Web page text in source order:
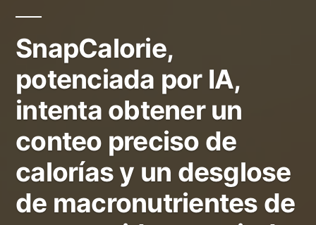
SnapCalorie,
potenciada por IA,
intenta obtener un
conteo preciso de
calorías y un desglose
de macronutrientes de